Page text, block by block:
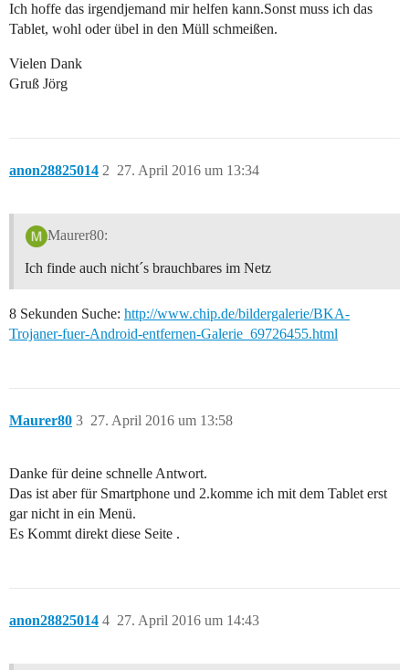
Ich hoffe das irgendjemand mir helfen kann.Sonst muss ich das
Tablet, wohl oder übel in den Müll schmeißen.
Vielen Dank
Gruß Jörg
anon28825014 27. April 2016 um 13:34
2
Maurer80:
Ich finde auch nicht´s brauchbares im Netz
8 Sekunden Suche: http://www.chip.de/bildergalerie/BKA-
Trojaner-fuer-Android-entfernen-Galerie_69726455.html
Maurer80 27. April 2016 um 13:58
3
Danke für deine schnelle Antwort.
Das ist aber für Smartphone und 2.komme ich mit dem Tablet erst
gar nicht in ein Menü.
Es Kommt direkt diese Seite .
anon28825014 27. April 2016 um 14:43
4